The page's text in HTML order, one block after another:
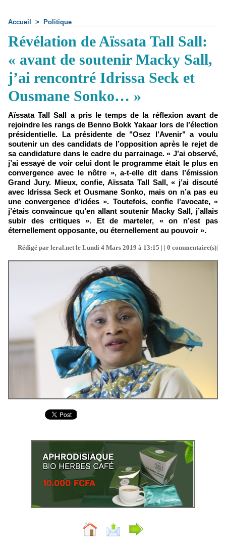
Accueil > Politique
Révélation de Aïssata Tall Sall:
« avant de soutenir Macky Sall,
j’ai rencontré Idrissa Seck et
Ousmane Sonko… »
Aïssata Tall Sall a pris le temps de la réflexion avant de
rejoindre les rangs de Benno Bokk Yakaar lors de l’élection
présidentielle. La présidente de "Osez l’Avenir" a voulu
soutenir un des candidats de l’opposition après le rejet de
sa candidature dans le cadre du parrainage. « J’ai observé,
j’ai essayé de voir celui dont le programme était le plus en
convergence avec le nôtre », a-t-elle dit dans l’émission
Grand Jury. Mieux, confie, Aïssata Tall Sall, « j’ai discuté
avec Idrissa Seck et Ousmane Sonko, mais on n’a pas eu
une convergence d’idées ». Toutefois, confie l’avocate, «
j’étais convaincue qu’en allant soutenir Macky Sall, j’allais
subir des critiques ». Et de marteler, « on n’est pas
éternellement opposante, ou éternellement au pouvoir ».
Rédigé par leral.net le Lundi 4 Mars 2019 à 13:15 | | 0 commentaire(s)|